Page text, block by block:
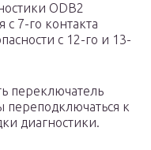
ODB2
с 7-го контакта
с 12-го и 13-
переключатель
переподключаться к
диагностики.